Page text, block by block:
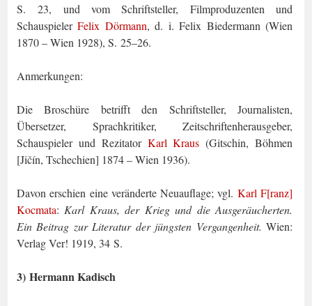
S. 23, und vom Schriftsteller, Filmprodu­zenten und
SchauspielerFelix Dörmann, d. i. Felix Biedermann (Wien
1870 – Wien 1928), S. 25–26.
Anmerkungen:
Die Broschüre betrifft den Schriftsteller, Journalisten,
Übersetzer, Sprachkritiker, Zeit­schriftenherausgeber,
Schauspieler und Rezitator Karl Kraus (Gitschin, Böhmen
[Jičín, Tschechien] 1874 – Wien 1936).
Davon erschien eine veränderte Neuauflage; vgl. Karl F[ranz]
Kocmata: Karl Kraus, der Krieg und die Ausgeräucherten.
Ein Beitrag zur Literatur der jüngsten Vergangen­heit. Wien:
Verlag Ver! 1919, 34 S.
3) Hermann Kadisch